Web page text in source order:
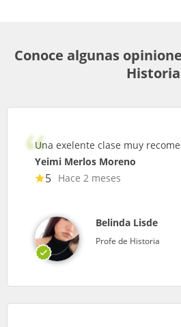
Conoce algunas
Historia
Una exelente clase muy
Yeimi Merlos Moreno
5 Hace 2 meses
Belinda Lisde
Profe de Historia